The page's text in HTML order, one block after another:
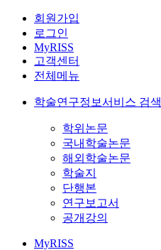
회원가입
로그인
MyRISS
고객센터
전체메뉴
학술연구정보서비스 검색
학위논문
국내학술논문
해외학술논문
학술지
단행본
연구보고서
공개강의
MyRISS